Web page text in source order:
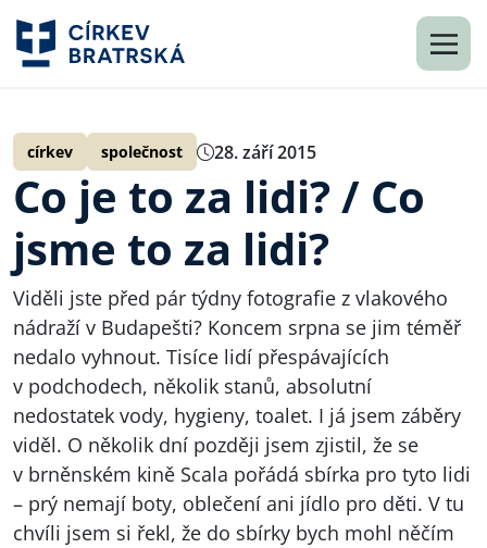
církev společnost 28. září 2015
Co je to za lidi? / Co
jsme to za lidi?
Viděli jste před pár týdny fotografie z vlakového
nádraží v Budapešti? Koncem srpna se jim téměř
nedalo vyhnout. Tisíce lidí přespávajících
v podchodech, několik stanů, absolutní
nedostatek vody, hygieny, toalet. I já jsem záběry
viděl. O několik dní později jsem zjistil, že se
v brněnském kině Scala pořádá sbírka pro tyto lidi
– prý nemají boty, oblečení ani jídlo pro děti. V tu
chvíli jsem si řekl, že do sbírky bych mohl něčím